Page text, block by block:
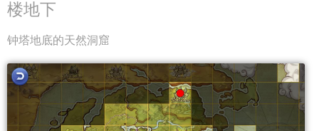
楼地下
钟塔地底的天然洞窟